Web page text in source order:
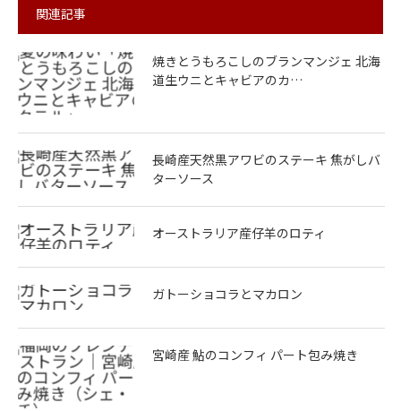
関連記事
焼きとうもろこしのブランマンジェ 北海
道生ウニとキャビアのカ…
長崎産天然黒アワビのステーキ 焦がしバ
ターソース
オーストラリア産仔羊のロティ
ガトーショコラとマカロン
宮崎産 鮎のコンフィ パート包み焼き